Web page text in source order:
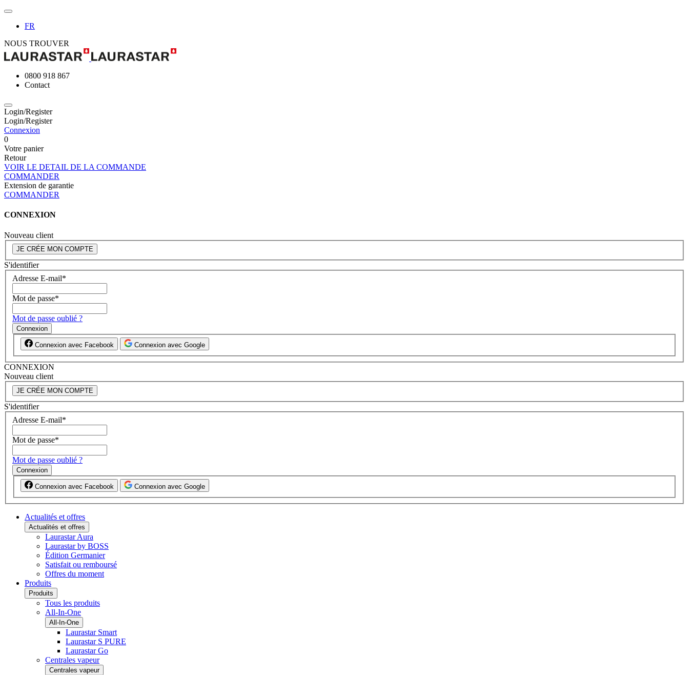
FR
NOUS TROUVER
0800 918 867
Contact
Login/Register
Login/Register
Connexion
0
Votre panier
Retour
VOIR LE DETAIL DE LA COMMANDE
COMMANDER
Extension de garantie
COMMANDER
CONNEXION
Nouveau client
JE CRÉE MON COMPTE
S'identifier
Adresse E-mail*
Mot de passe*
Mot de passe oublié ?
Connexion
Connexion avec Facebook Connexion avec Google
CONNEXION
Nouveau client
JE CRÉE MON COMPTE
S'identifier
Adresse E-mail*
Mot de passe*
Mot de passe oublié ?
Connexion
Connexion avec Facebook Connexion avec Google
Actualités et offres
Actualités et offres
Laurastar Aura
Laurastar by BOSS
Édition Germanier
Satisfait ou remboursé
Offres du moment
Produits
Produits
Tous les produits
All-In-One
All-In-One
Laurastar Smart
Laurastar S PURE
Laurastar Go
Centrales vapeur
Centrales vapeur